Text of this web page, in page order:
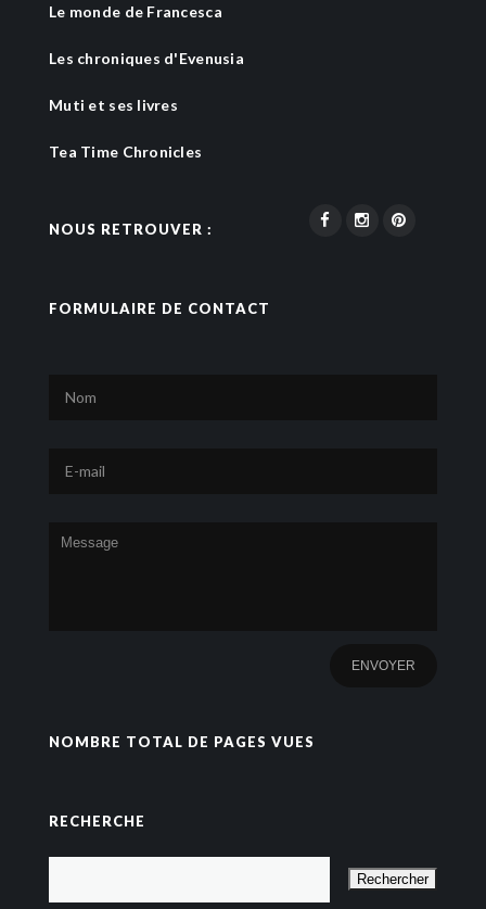
Le monde de Francesca
Les chroniques d'Evenusia
Muti et ses livres
Tea Time Chronicles
NOUS RETROUVER :
FORMULAIRE DE CONTACT
NOMBRE TOTAL DE PAGES VUES
RECHERCHE